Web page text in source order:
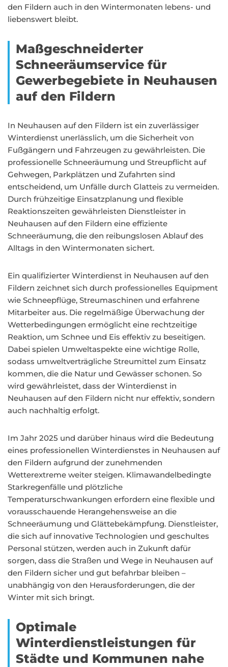
den Fildern auch in den Wintermonaten lebens- und
liebenswert bleibt.
Maßgeschneiderter
Schneeräumservice für
Gewerbegebiete in Neuhausen
auf den Fildern
In Neuhausen auf den Fildern ist ein zuverlässiger
Winterdienst unerlässlich, um die Sicherheit von
Fußgängern und Fahrzeugen zu gewährleisten. Die
professionelle Schneeräumung und Streupflicht auf
Gehwegen, Parkplätzen und Zufahrten sind
entscheidend, um Unfälle durch Glatteis zu vermeiden.
Durch frühzeitige Einsatzplanung und flexible
Reaktionszeiten gewährleisten Dienstleister in
Neuhausen auf den Fildern eine effiziente
Schneeräumung, die den reibungslosen Ablauf des
Alltags in den Wintermonaten sichert.
Ein qualifizierter Winterdienst in Neuhausen auf den
Fildern zeichnet sich durch professionelles Equipment
wie Schneepflüge, Streumaschinen und erfahrene
Mitarbeiter aus. Die regelmäßige Überwachung der
Wetterbedingungen ermöglicht eine rechtzeitige
Reaktion, um Schnee und Eis effektiv zu beseitigen.
Dabei spielen Umweltaspekte eine wichtige Rolle,
sodass umweltverträgliche Streumittel zum Einsatz
kommen, die die Natur und Gewässer schonen. So
wird gewährleistet, dass der Winterdienst in
Neuhausen auf den Fildern nicht nur effektiv, sondern
auch nachhaltig erfolgt.
Im Jahr 2025 und darüber hinaus wird die Bedeutung
eines professionellen Winterdienstes in Neuhausen auf
den Fildern aufgrund der zunehmenden
Wetterextreme weiter steigen. Klimawandelbedingte
Starkregenfälle und plötzliche
Temperaturschwankungen erfordern eine flexible und
vorausschauende Herangehensweise an die
Schneeräumung und Glättebekämpfung. Dienstleister,
die sich auf innovative Technologien und geschultes
Personal stützen, werden auch in Zukunft dafür
sorgen, dass die Straßen und Wege in Neuhausen auf
den Fildern sicher und gut befahrbar bleiben –
unabhängig von den Herausforderungen, die der
Winter mit sich bringt.
Optimale
Winterdienstleistungen für
Städte und Kommunen nahe